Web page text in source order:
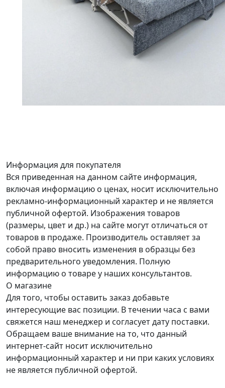
Информация для покупателя
Вся приведенная на данном сайте информация,
включая информацию о ценах, носит исключительно
рекламно-информационный характер и не является
публичной офертой. Изображения товаров
(размеры, цвет и др.) на сайте могут отличаться от
товаров в продаже. Производитель оставляет за
собой право вносить изменения в образцы без
предварительного уведомления. Полную
информацию о товаре у наших консультантов.
О магазине
Для того, чтобы оставить заказ добавьте
интересующие вас позиции. В течении часа с вами
свяжется наш менеджер и согласует дату поставки.
Обращаем ваше внимание на то, что данный
интернет-сайт носит исключительно
информационный характер и ни при каких условиях
не является публичной офертой.